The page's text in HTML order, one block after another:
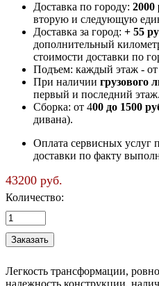
Доставка по городу: 2000
вторую и следующую
Доставка за город: + 55
дополнительный
стоимости доставки по
Подъем: каждый этаж - от
При наличии грузового
первый и последний этаж.
Сборка: от 400 до 1500
дивана).
Оплата сервисных услуг
доставки по факту
43200 руб.
Количество:
Легкость трансформации,